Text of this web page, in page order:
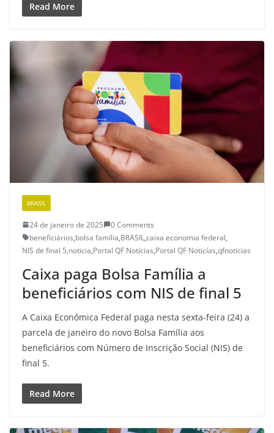
Read More
BRASIL
24 de janeiro de 2025
0 Comments
beneficiários,bolsa família,BRASIL,caixa economia federal,
NIS de final 5,noticia,Portal QF Notícias,Portal QF Noticías,qfnotícias
Caixa paga Bolsa Família a
beneficiários com NIS de final 5
A Caixa Econômica Federal paga nesta sexta-feira (24) a
parcela de janeiro do novo Bolsa Família aos
beneficiários com Número de Inscrição Social (NIS) de
final 5.
Read More